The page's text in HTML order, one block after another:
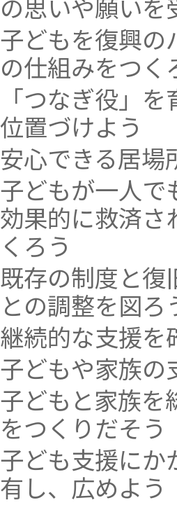
の思いや願いを
子どもを復興の
の仕組みをつく
「つなぎ役」
位置づけよう
安心できる居場
子どもが一人で
効果的に救済さ
くろう
既存の制度と復
との調整を図ろ
継続的な支援を
子どもや家族の
子どもと家族を
をつくりだそう
子ども支援にか
有し、広めよう